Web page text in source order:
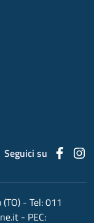
Seguici su
- Tel:011
- PEC: